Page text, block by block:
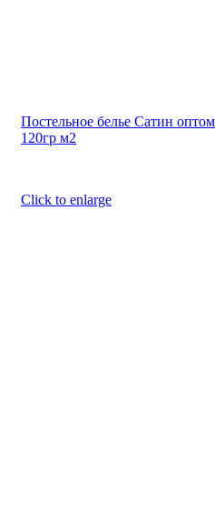
Постельное белье Сатин
120гр м2
Click to enlarge